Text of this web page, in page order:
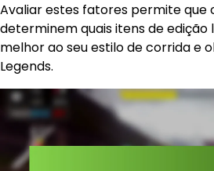
Avaliar estes fatores permite que
determinem quais itens de edição
melhor ao seu estilo de corrida e
Legends.